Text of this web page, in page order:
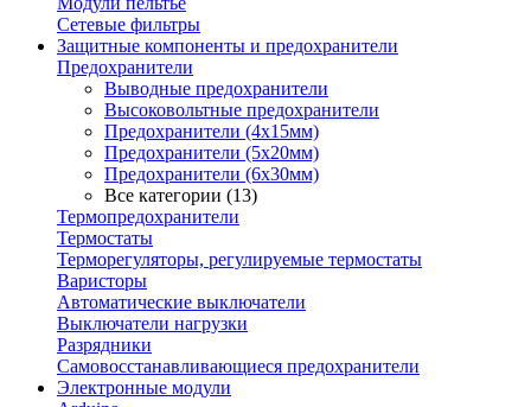
Сетевые фильтры
Защитные компоненты и предохранители
Предохранители
Выводные предохранители
Высоковольтные предохранители
Предохранители (4х15мм)
Предохранители (5х20мм)
Предохранители (6х30мм)
Все категории (13)
Термопредохранители
Термостаты
Терморегуляторы, регулируемые термостаты
Варисторы
Автоматические выключатели
Выключатели нагрузки
Разрядники
Самовосстанавливающиеся предохранители
Электронные модули